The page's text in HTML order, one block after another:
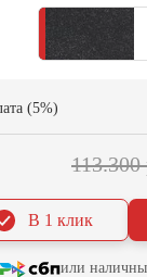
(5%)
113.300
В 1 клик
или